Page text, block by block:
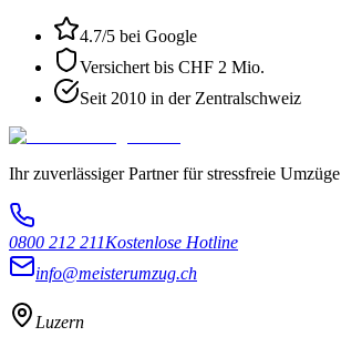
4.7/5 bei Google
Versichert bis CHF 2 Mio.
Seit 2010 in der Zentralschweiz
Ihr zuverlässiger Partner für stressfreie Umzüge
0800 212 211Kostenlose Hotline
info@meisterumzug.ch
Luzern